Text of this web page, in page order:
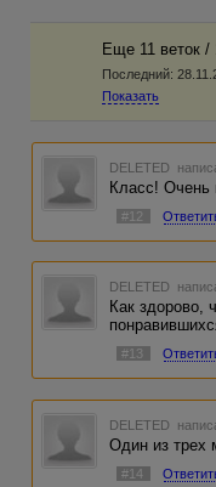
Еще 11 веток /
Последний:
Показать
DELETED
Класс! Очень
#12
DELETED
Как здорово,
#13
DELETED
Один из трех
#14